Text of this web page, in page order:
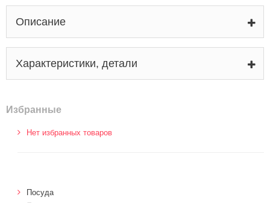
Описание
Характеристики, детали
Избранные
Нет избранных товаров
Посуда